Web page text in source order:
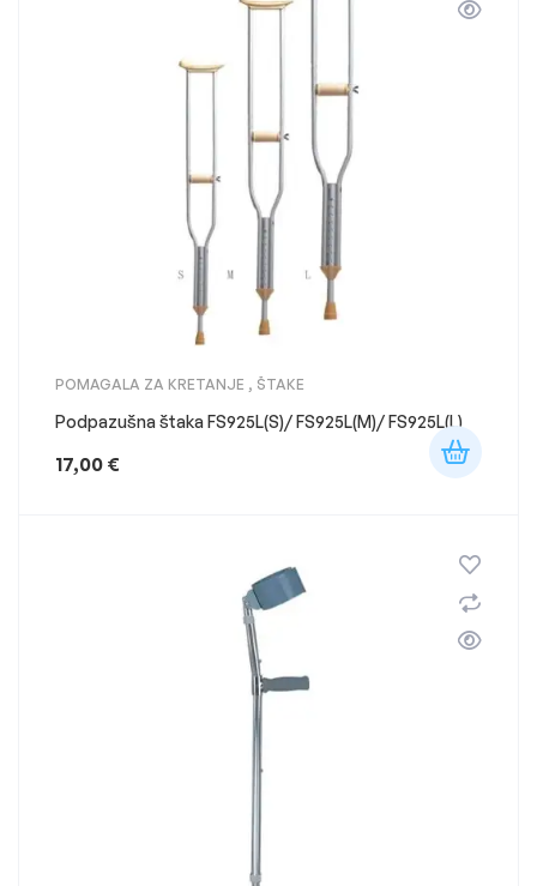
POMAGALA ZA KRETANJE , ŠTAKE
Podpazušna štaka FS925L(S)/ FS925L(M)/ FS925L(L)
17,00 €